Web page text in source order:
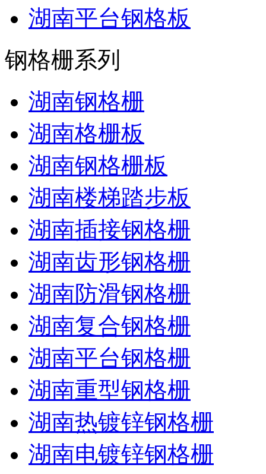
湖南平台钢格板
钢格栅系列
湖南钢格栅
湖南格栅板
湖南钢格栅板
湖南楼梯踏步板
湖南插接钢格栅
湖南齿形钢格栅
湖南防滑钢格栅
湖南复合钢格栅
湖南平台钢格栅
湖南重型钢格栅
湖南热镀锌钢格栅
湖南电镀锌钢格栅